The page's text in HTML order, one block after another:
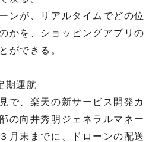
ンが、リアルタイムでどの位
かを、ショッピングアプリの
ができる。
期運航
で、楽天の新サービス開発カ
の向井秀明ジェネラルマネー
月末までに、ドローンの配送